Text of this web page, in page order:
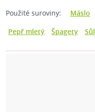
Použité suroviny: Máslo
Pepř mletý
Špagety Sůl